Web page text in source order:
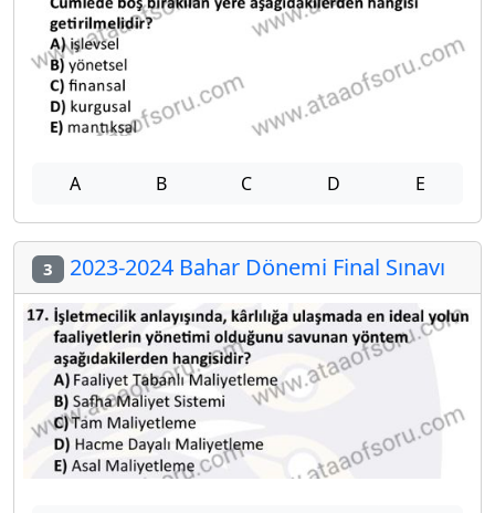
A B C D E
3 2023-2024 Bahar Dönemi Final Sınavı